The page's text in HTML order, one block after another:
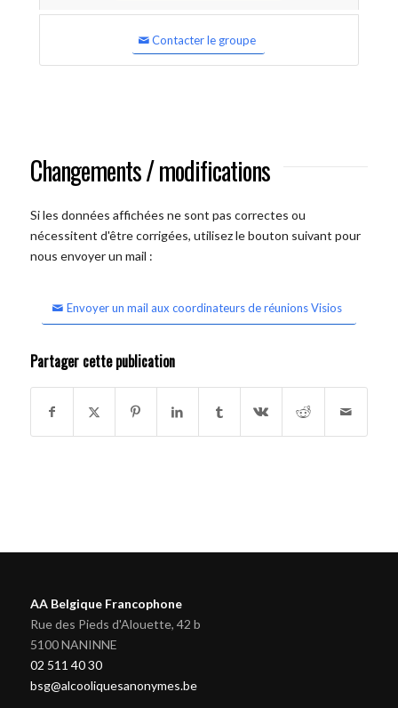
Contacter le groupe
Changements / modifications
Si les données affichées ne sont pas correctes ou
nécessitent d'être corrigées, utilisez le bouton suivant pour
nous envoyer un mail :
Envoyer un mail aux coordinateurs de réunions Visios
Partager cette publication
AA Belgique Francophone
Rue des Pieds d'Alouette, 42 b
5100 NANINNE
02 511 40 30
bsg@alcooliquesanonymes.be